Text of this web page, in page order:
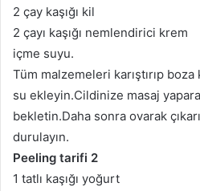
2 çay kaşığı kil
2 çayı kaşığı nemlendirici krem
içme suyu.
Tüm malzemeleri karıştırıp
su ekleyin.Cildinize masaj
bekletin.Daha sonra ovarak
durulayın.
Peeling tarifi 2
1 tatlı kaşığı yoğurt